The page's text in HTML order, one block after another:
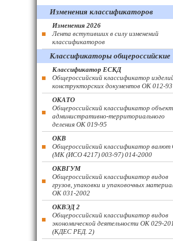
Изменения классификаторов
Изменения 2026
Лента вступивших в силу изменений
классификаторов
Классификаторы общероссийские
Классификатор ЕСКД
Общероссийский классификатор
конструкторских документов ОК 012-93
ОКАТО
Общероссийский классификатор
административно-территориального
деления ОК 019-95
ОКВ
Общероссийский классификатор
(МК (ИСО 4217) 003-97) 014-2000
ОКВГУМ
Общероссийский классификатор видов
грузов, упаковки и упаковочных
ОК 031-2002
ОКВЭД 2
Общероссийский классификатор видов
экономической деятельности ОК 029-
(КДЕС РЕД. 2)